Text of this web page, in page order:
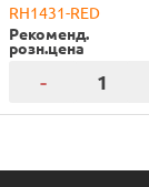
RH1431-RED
Рекоменд.
розн.цена
-